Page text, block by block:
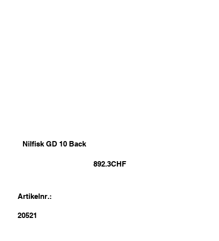
Nilfisk GD 10 Back
892.3CHF
Artikelnr.:
20521